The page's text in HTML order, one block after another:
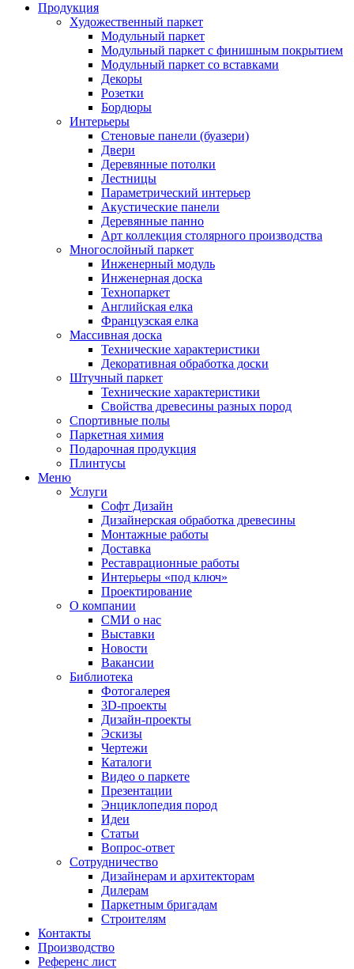
Продукция
Художественный паркет
Модульный паркет
Модульный паркет с финишным покрытием
Модульный паркет со вставками
Декоры
Розетки
Бордюры
Интерьеры
Стеновые панели (буазери)
Двери
Деревянные потолки
Лестницы
Параметрический интерьер
Акустические панели
Деревянные панно
Арт коллекция столярного производства
Многослойный паркет
Инженерный модуль
Инженерная доска
Технопаркет
Английская елка
Французская елка
Массивная доска
Технические характеристики
Декоративная обработка доски
Штучный паркет
Технические характеристики
Свойства древесины разных пород
Спортивные полы
Паркетная химия
Подарочная продукция
Плинтусы
Меню
Услуги
Софт Дизайн
Дизайнерская обработка древесины
Монтажные работы
Доставка
Реставрационные работы
Интерьеры «под ключ»
Проектирование
О компании
СМИ о нас
Выставки
Новости
Вакансии
Библиотека
Фотогалерея
3D-проекты
Дизайн-проекты
Эскизы
Чертежи
Каталоги
Видео о паркете
Презентации
Энциклопедия пород
Идеи
Статьи
Вопрос-ответ
Сотрудничество
Дизайнерам и архитекторам
Дилерам
Паркетным бригадам
Строителям
Контакты
Производство
Референс лист